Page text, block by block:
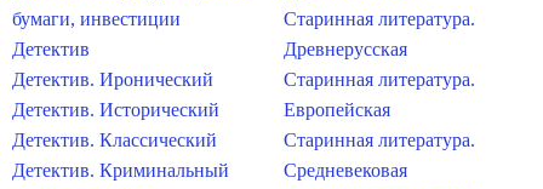
бумаги, инвестиции
Детектив
Детектив. Иронический
Детектив. Исторический
Детектив. Классический
Детектив. Криминальный
Старинная литература.
Древнерусская
Старинная литература.
Европейская
Старинная литература.
Средневековая